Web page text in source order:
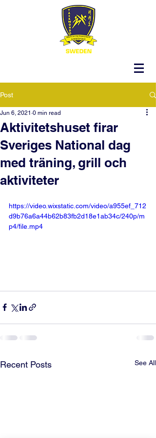
Post
Aktivitetshuset firar
Sveriges National dag
med träning, grill och
aktiviteter
Jun 6, 2021 0 min read
https://video.wixstatic.com/video/a955ef_712
d9b76a6a44b62b83fb2d18e1ab34c/240p/m
p4/file.mp4
Recent Posts See All